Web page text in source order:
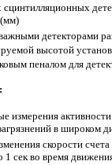
детекторами
высотой
пеналом для
измерения
в широком
скорости
1 сек во время